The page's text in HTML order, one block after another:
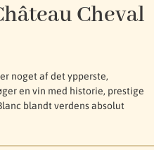
Cheval
noget af det ypperste,
en vin med historie, prestige
blandt verdens absolut